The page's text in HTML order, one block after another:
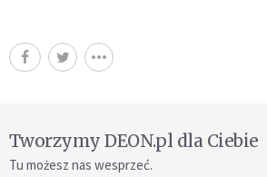
Tworzymy DEON.pl dla Ciebie
Tu możesz nas wesprzeć.